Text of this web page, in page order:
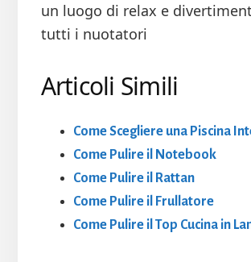
un luogo di relax e
tutti i nuotatori
Articoli Simili
Come Scegliere una Piscina
Come Pulire il Notebook
Come Pulire il Rattan
Come Pulire il Frullatore
Come Pulire il Top Cucina in